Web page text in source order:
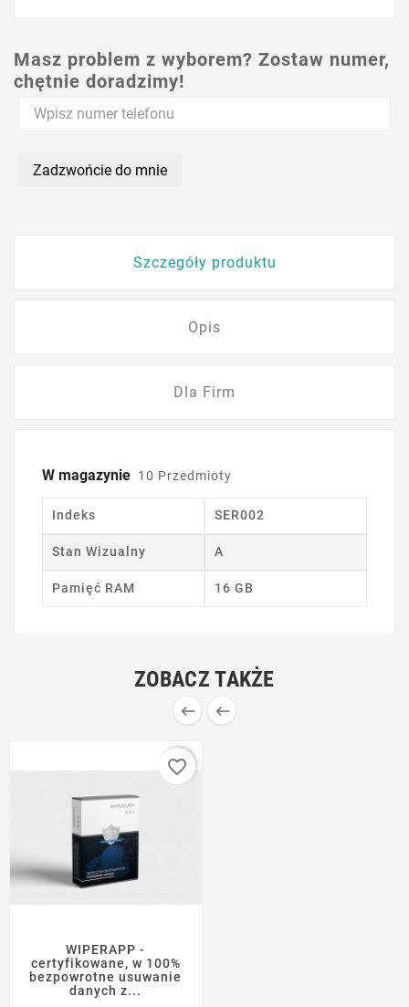
Masz problem z wyborem? Zostaw numer,
chętnie doradzimy!
Zadzwońcie do mnie
Szczegóły produktu
Opis
Dla Firm
W magazynie 10 Przedmioty
Indeks SER002
Stan Wizualny A
Pamięć RAM 16 GB
ZOBACZ TAKŻE
 
WIPERAPP -
certyfikowane, w 100%
bezpowrotne usuwanie
danych z...
favorite_border